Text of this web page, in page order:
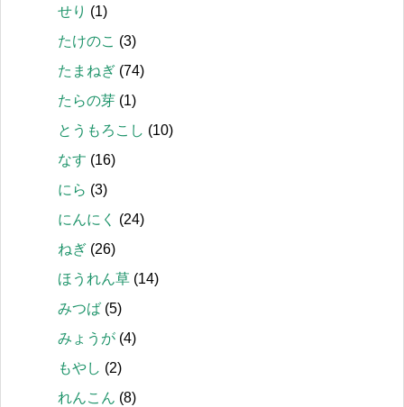
せり (1)
たけのこ (3)
たまねぎ (74)
たらの芽 (1)
とうもろこし (10)
なす (16)
にら (3)
にんにく
(24)
ねぎ (26)
ほうれん草 (14)
みつば (5)
みょうが (4)
もやし (2)
れんこん (8)